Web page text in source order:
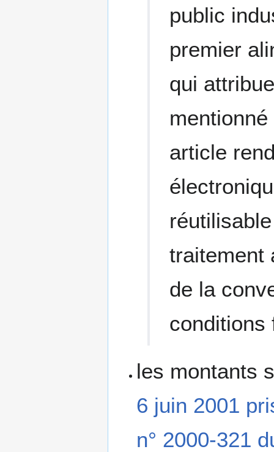
public
premier
qui
article
traitement
de la
conditions
les montants
6 juin 2001
n° 2000-321